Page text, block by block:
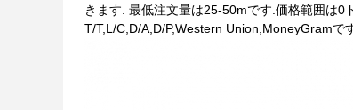
きます. 最低注文量は25-50mです.価格範囲は
T/T,L/C,D/A,D/P,Western Union,MoneyGramで